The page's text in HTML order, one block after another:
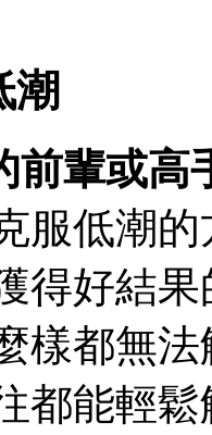
潮
前輩或高
服低潮
得好結
樣都無
都能輕鬆